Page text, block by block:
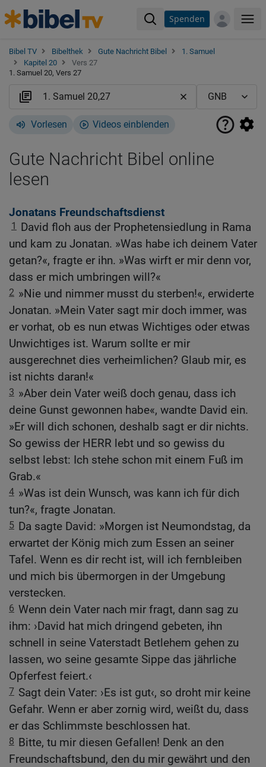
Spenden
Bibel TV Bibelthek Gute Nachricht Bibel
1. Samuel
Kapitel 20
Vers 27
1. Samuel 20, Vers 27
Vorlesen Videos einblenden
Gute Nachricht Bibel online
lesen
Jonatans Freundschaftsdienst
1
David floh aus der Prophetensiedlung in Rama
und kam zu Jonatan. »Was habe ich deinem Vater
getan?«, fragte er ihn. »Was wirft er mir denn vor,
dass er mich umbringen will?«
2 »Nie und nimmer musst du sterben!«, erwiderte
Jonatan. »Mein Vater sagt mir doch immer, was
er vorhat, ob es nun etwas Wichtiges oder etwas
Unwichtiges ist. Warum sollte er mir
ausgerechnet dies verheimlichen? Glaub mir, es
ist nichts daran!«
3 »Aber dein Vater weiß doch genau, dass ich
deine Gunst gewonnen habe«, wandte David ein.
»Er will dich schonen, deshalb sagt er dir nichts.
So gewiss der HERR lebt und so gewiss du
selbst lebst: Ich stehe schon mit einem Fuß im
Grab.«
4 »Was ist dein Wunsch, was kann ich für dich
tun?«, fragte Jonatan.
5 Da sagte David: »Morgen ist Neumondstag, da
erwartet der König mich zum Essen an seiner
Tafel. Wenn es dir recht ist, will ich fernbleiben
und mich bis übermorgen in der Umgebung
verstecken.
6 Wenn dein Vater nach mir fragt, dann sag zu
ihm: ›David hat mich dringend gebeten, ihn
schnell in seine Vaterstadt Betlehem gehen zu
lassen, wo seine gesamte Sippe das jährliche
Opferfest feiert.‹
7 Sagt dein Vater: ›Es ist gut‹, so droht mir keine
Gefahr. Wenn er aber zornig wird, weißt du, dass
er das Schlimmste beschlossen hat.
8 Bitte, tu mir diesen Gefallen! Denk an den
Freundschaftsbund, den du mir gewährt und den